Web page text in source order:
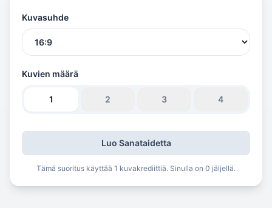
Kuvasuhde
Kuvien määrä
1 2 3 4
Luo Sanataidetta
Tämä suoritus käyttää 1 kuvakrediittiä. Sinulla on 0 jäljellä.